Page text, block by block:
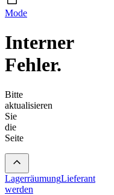
Mode
Interner
Fehler.
Bitte
aktualisieren
Sie
die
Seite
LagerräumungLieferant
werden